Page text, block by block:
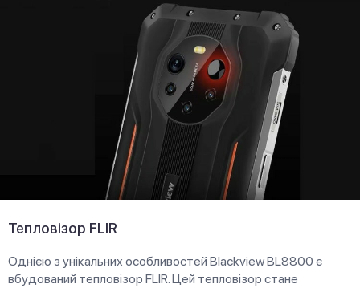
Тепловізор FLIR
Однією з унікальних особливостей Blackview BL8800 є
вбудований тепловізор FLIR. Цей тепловізор стане